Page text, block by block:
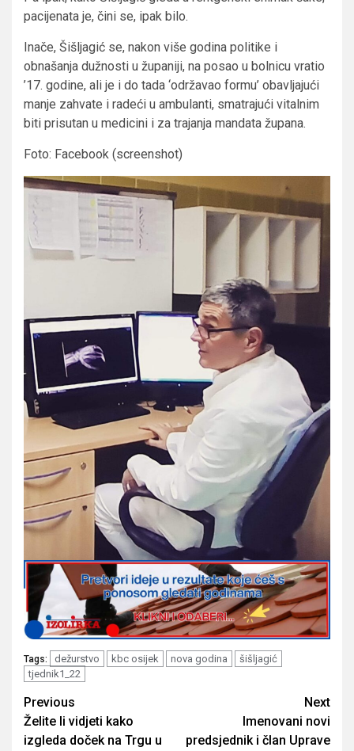
pacijenata je, čini se, ipak bilo.
Inače, Šišljagić se, nakon više godina politike i
obnašanja dužnosti u županiji, na posao u bolnicu vratio
’17. godine, ali je i do tada ‘održavao formu’ obavljajući
manje zahvate i radeći u ambulanti, smatrajući vitalnim
biti prisutan u medicini i za trajanja mandata župana.
Foto: Facebook (screenshot)
Tags: dežurstvo kbc osijek nova godina
šišljagić
tjednik1_22
Post
navigation
Previous
Želite li vidjeti kako
izgleda doček na Trgu u
Next
Imenovani novi
predsjednik i član Uprave